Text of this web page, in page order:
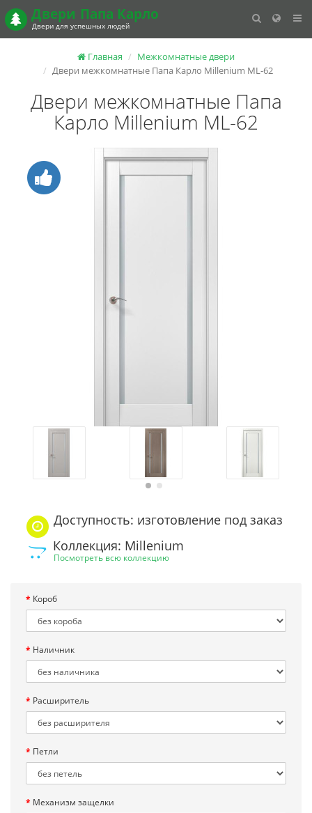
Двери Папа Карло
Двери для успешных людей
Главная
Межкомнатные двери
Двери межкомнатные Папа Карло Millenium ML-62
Двери межкомнатные Папа
Карло Millenium ML-62
Доступность: изготовление под заказ
Коллекция: Millenium
Посмотреть всю коллекцию
Короб
Наличник
Расширитель
Петли
Механизм защелки